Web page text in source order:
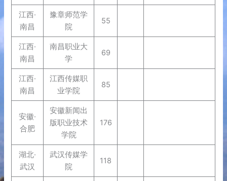
江西·
南昌
豫章师范学
院
55
江西·
南昌
南昌职业大
学
69
江西·
南昌
江西传媒职
业学院
85
安徽·
合肥
安徽新闻出
版职业技术
学院
176
湖北·
武汉
武汉传媒学
院
118